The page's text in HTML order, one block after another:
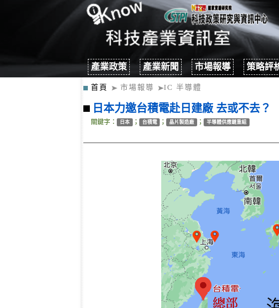
產業政策 產業新聞 市場報導 策略評
首頁 市場報導 IC 半導體
日本力邀台積電赴日建廠 去或不去？
關鍵字： 日本 ； 台積電 ； 晶片製造廠 ； 半導體供應鏈重組